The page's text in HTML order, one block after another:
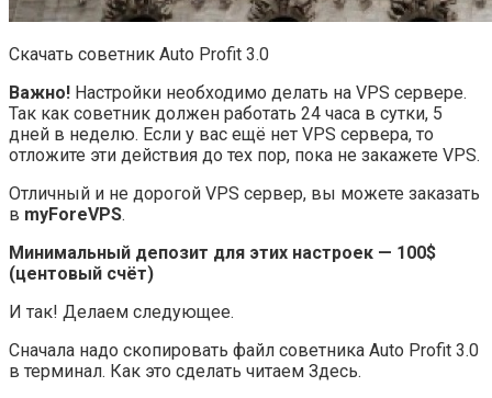
Скачать советник Auto Profit 3.0
Важно! Настройки необходимо делать на VPS сервере.
Так как советник должен работать 24 часа в сутки, 5
дней в неделю. Если у вас ещё нет VPS сервера, то
отложите эти действия до тех пор, пока не закажете VPS.
Отличный и не дорогой VPS сервер, вы можете заказать
в myForeVPS.
Минимальный депозит для этих настроек — 100$
(центовый счёт)
И так! Делаем следующее.
Сначала надо скопировать файл советника Auto Profit 3.0
в терминал. Как это сделать читаем Здесь.